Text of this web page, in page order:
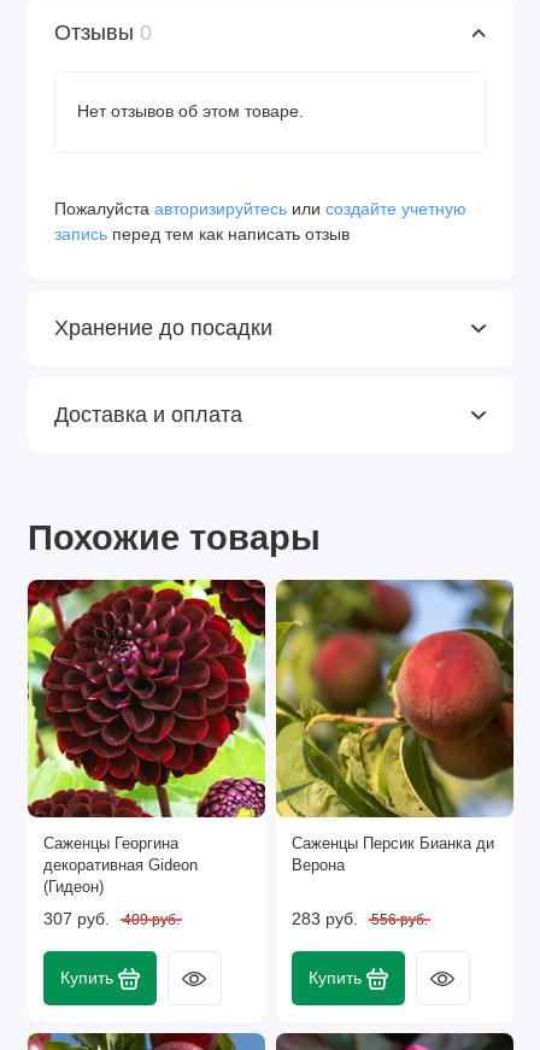
Отзывы 0
Нет отзывов об этом товаре.
Пожалуйста авторизируйтесь или создайте учетную
запись перед тем как написать отзыв
Хранение до посадки
Доставка и оплата
Похожие товары
Саженцы Георгина
декоративная Gideon
(Гидеон)
307 руб. 409 руб.
Купить
Саженцы Персик Бианка ди
Верона
283 руб. 556 руб.
Купить